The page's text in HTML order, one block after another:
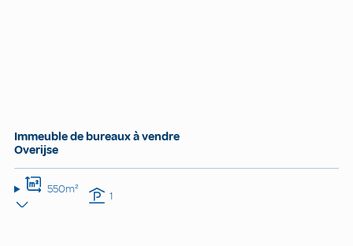
Immeuble de bureaux à vendre
Overijse
550m² 1